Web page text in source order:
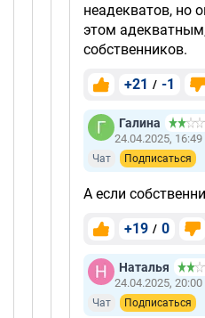
неадекватов, но
этом
собственников.
+21 / -1
Галина
24.04.2025, 16:49
Чат Подписаться
А если
+19 / 0
Наталья
24.04.2025, 20:00
Чат Подписаться